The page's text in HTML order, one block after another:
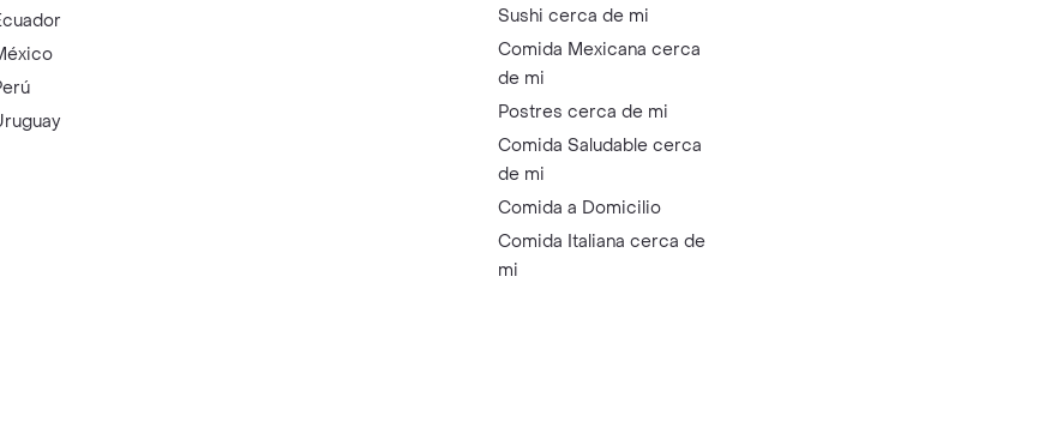
Sushi cerca de mi
Comida Mexicana cerca
de mi
Postres cerca de mi
Comida Saludable cerca
de mi
Comida a Domicilio
Comida Italiana cerca de
mi